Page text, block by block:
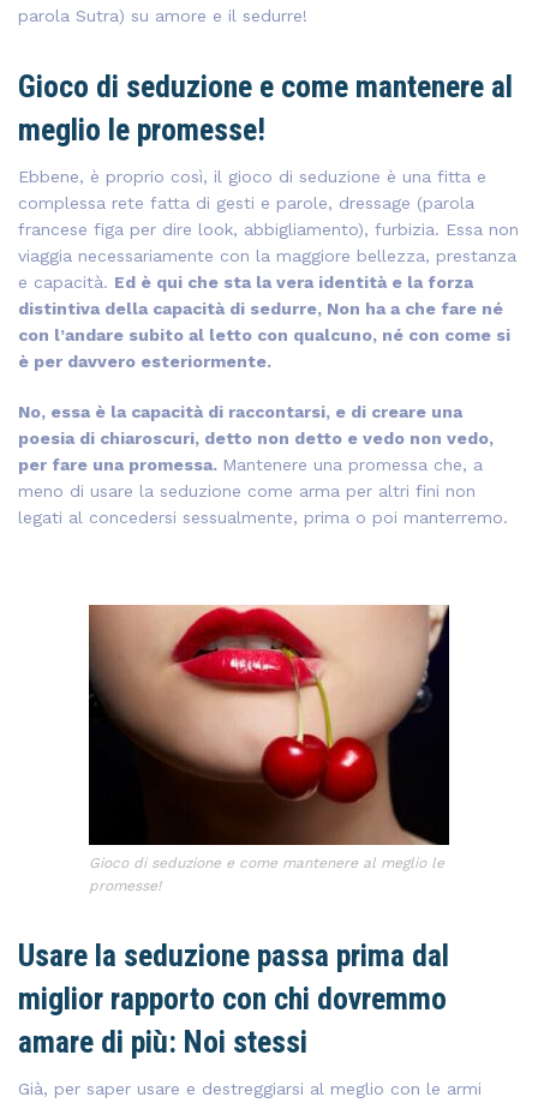
parola Sutra) su amore e il sedurre!
Gioco di seduzione e come mantenere al
meglio le promesse!
Ebbene, è proprio così, il gioco di seduzione è una fitta e
complessa rete fatta di gesti e parole, dressage (parola
francese figa per dire look, abbigliamento), furbizia. Essa non
viaggia necessariamente con la maggiore bellezza, prestanza
e capacità. Ed è qui che sta la vera identità e la forza
distintiva della capacità di sedurre, Non ha a che fare né
con l’andare subito al letto con qualcuno, né con come si
è per davvero esteriormente.
No, essa è la capacità di raccontarsi, e di creare una
poesia di chiaroscuri, detto non detto e vedo non vedo,
per fare una promessa. Mantenere una promessa che, a
meno di usare la seduzione come arma per altri fini non
legati al concedersi sessualmente, prima o poi manterremo.
Gioco di seduzione e come mantenere al meglio le
promesse!
Usare la seduzione passa prima dal
miglior rapporto con chi dovremmo
amare di più: Noi stessi
Già, per saper usare e destreggiarsi al meglio con le armi